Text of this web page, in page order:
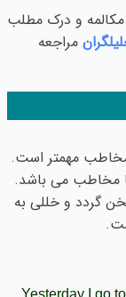
و درک مطلب
مراجعه
مخاطب مهمتر است.
با مخاطب می باشد.
گردد و خللی به